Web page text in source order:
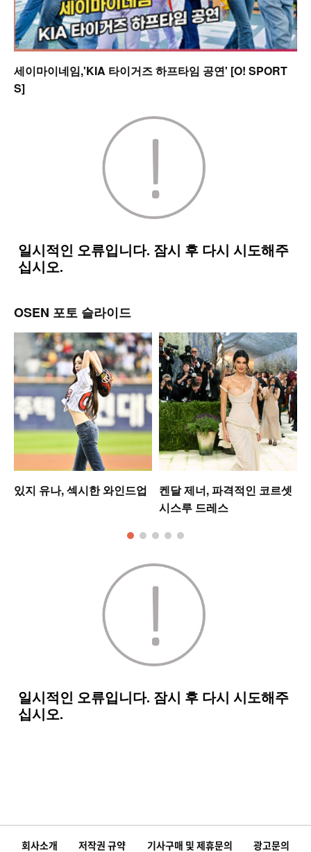
세이마이네임,'KIA 타이거즈 하프타임 공연' [O! SPORT
S]
OSEN 포토 슬라이드
있지 유나, 섹시한 와인드업
켄달 제너, 파격적인 코르셋
시스루 드레스
회사소개 저작권 규약 기사구매 및 제휴문의 광고문의